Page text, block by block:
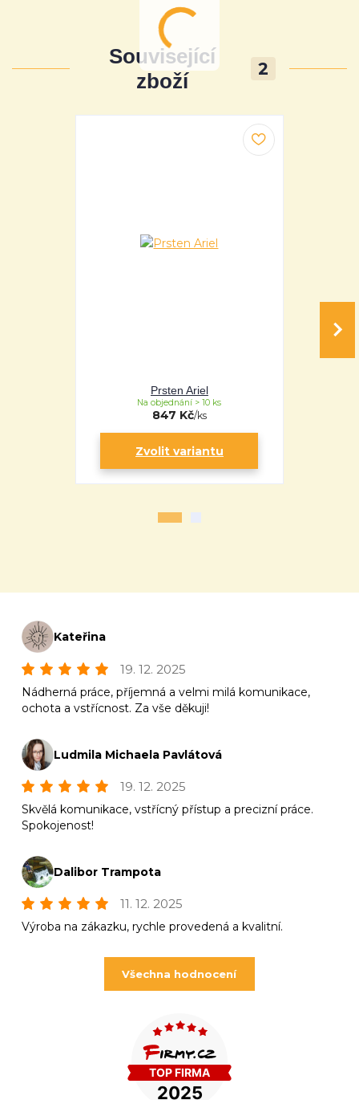
Související
zboží
2
Prsten Ariel
847 Kč/ks
Na objednání > 10 ks
Zvolit variantu
Kateřina
19. 12. 2025
Nádherná práce, příjemná a velmi milá komunikace,
ochota a vstřícnost. Za vše děkuji!
Ludmila Michaela Pavlátová
19. 12. 2025
Skvělá komunikace, vstřícný přístup a precizní práce.
Spokojenost!
Dalibor Trampota
11. 12. 2025
Výroba na zákazku, rychle provedená a kvalitní.
Všechna hodnocení